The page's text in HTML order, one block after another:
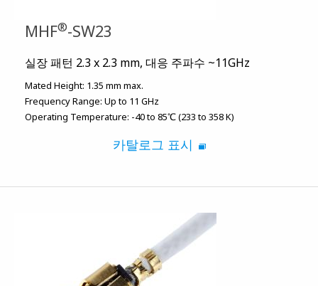
MHF®-SW23
실장 패턴 2.3 x 2.3 mm, 대응 주파수 ~11GHz
Mated Height: 1.35 mm max.
Frequency Range: Up to 11 GHz
Operating Temperature: -40 to 85℃ (233 to 358 K)
카탈로그 표시